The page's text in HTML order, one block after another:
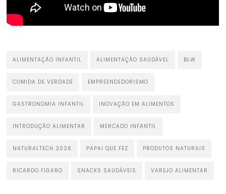
ALIMENTAÇÃO INFANTIL ALIMENTAÇÃO SAUDÁVEL BLW
COMIDA DE VERDADE EMPREENDEDORISMO
GASTRONOMIA INFANTIL INOVAÇÃO EM ALIMENTOS
INTRODUÇÃO ALIMENTAR MERCADO INFANTIL
NATURALTECH 2026 PAPAI QUE FEZ PRODUTOS NATURAIS
RICARDO FIGARO SNACKS SAUDÁVEIS VAREJO ALIMENTAR